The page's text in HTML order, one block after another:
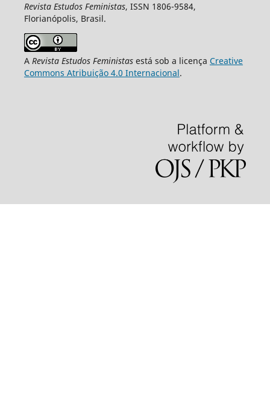
Revista Estudos Feministas, ISSN 1806-9584,
Florianópolis, Brasil.
A Revista Estudos Feministasestá sob a licença Creative
Commons Atribuição 4.0 Internacional.